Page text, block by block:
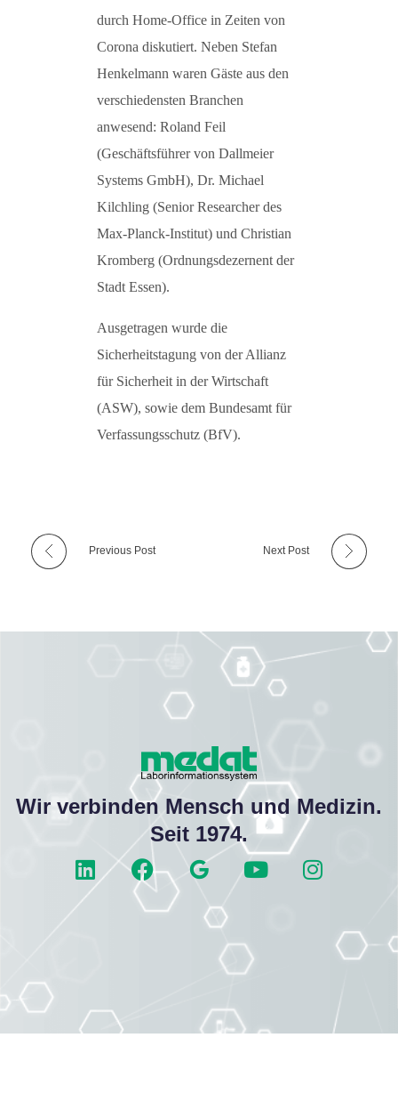
durch Home-Office in Zeiten von
Corona diskutiert. Neben Stefan
Henkelmann waren Gäste aus den
verschiedensten Branchen
anwesend: Roland Feil
(Geschäftsführer von Dallmeier
Systems GmbH), Dr. Michael
Kilchling (Senior Researcher des
Max-Planck-Institut) und Christian
Kromberg (Ordnungsdezernent der
Stadt Essen).
Ausgetragen wurde die
Sicherheitstagung von der Allianz
für Sicherheit in der Wirtschaft
(ASW), sowie dem Bundesamt für
Verfassungsschutz (BfV).
Previous Post Next Post
Wir verbinden Mensch und Medizin.
Seit 1974.